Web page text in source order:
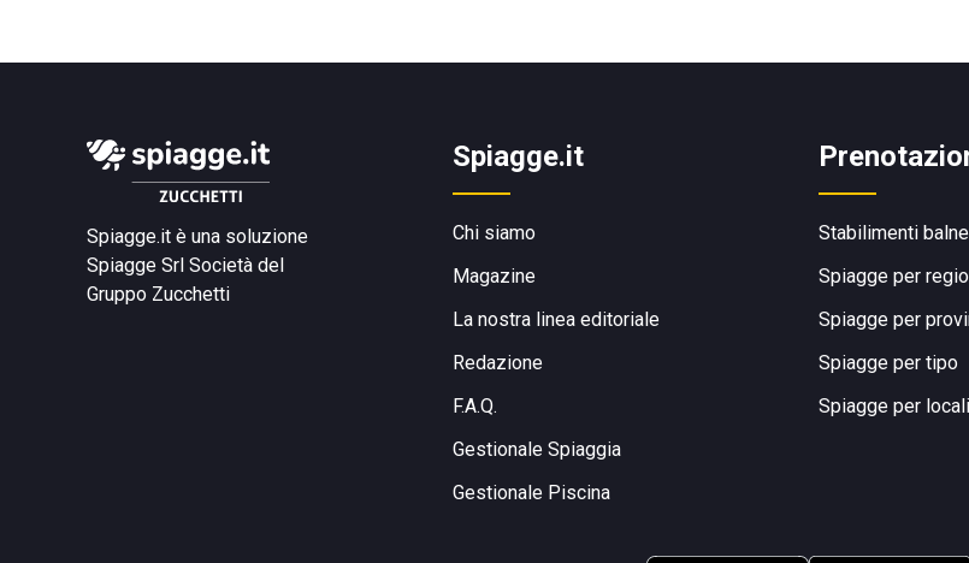
Spiagge.it è una soluzione
Spiagge Srl Società del
Gruppo Zucchetti
Spiagge.it
Chi siamo
Magazine
La nostra linea editoriale
Redazione
F.A.Q.
Gestionale Spiaggia
Gestionale Piscina
Stabilimenti
Spiagge per
Spiagge per
Spiagge per tipo
Spiagge per